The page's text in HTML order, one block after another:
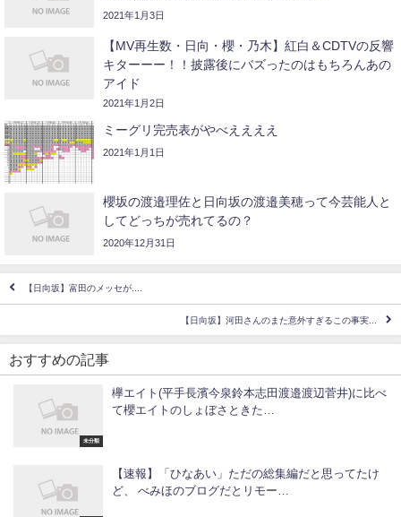
2021年1月3日
【MV再生数・日向・櫻・乃木】紅白＆CDTVの反響
キターーー！！披露後にバズったのはもちろんあの
アイド
2021年1月2日
ミーグリ完売表がやべええええ
2021年1月1日
櫻坂の渡邉理佐と日向坂の渡邉美穂って今芸能人と
してどっちが売れてるの？
2020年12月31日
【日向坂】富田のメッセが....
【日向坂】河田さんのまた意外すぎるこの事実...
おすすめの記事
未分類
欅エイト(平手長濱今泉鈴本志田渡邉渡辺菅井)に比べ
て櫻エイトのしょぼさときた…
【速報】「ひなあい」ただの総集編だと思ってたけ
ど、 べみほのブログだとリモー…